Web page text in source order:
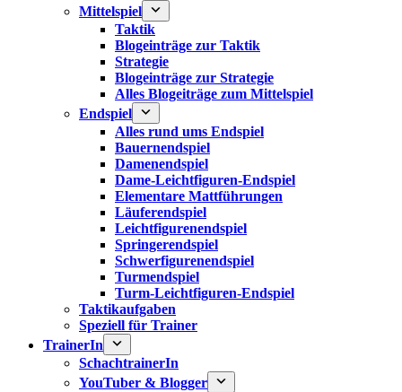
Mittelspiel
Taktik
Blogeinträge zur Taktik
Strategie
Blogeinträge zur Strategie
Alles Blogeiträge zum Mittelspiel
Endspiel
Alles rund ums Endspiel
Bauernendspiel
Damenendspiel
Dame-Leichtfiguren-Endspiel
Elementare Mattführungen
Läuferendspiel
Leichtfigurenendspiel
Springerendspiel
Schwerfigurenendspiel
Turmendspiel
Turm-Leichtfiguren-Endspiel
Taktikaufgaben
Speziell für Trainer
TrainerIn
SchachtrainerIn
YouTuber & Blogger